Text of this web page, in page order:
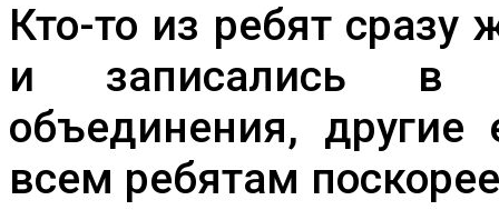
Кто-то из ребят
и записались в
объединения,
всем ребятам